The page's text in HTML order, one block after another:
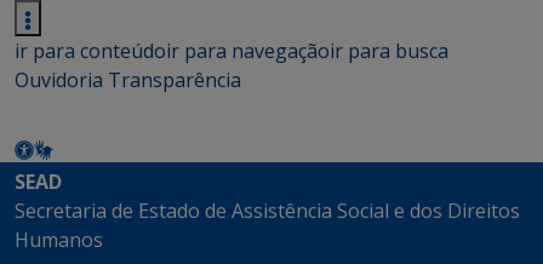
ir para conteúdoir para navegaçãoir para busca
Ouvidoria Transparência
SEAD
Secretaria de Estado de Assistência Social e dos Direitos
Humanos